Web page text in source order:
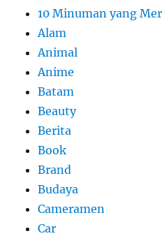
10 Minuman yang
Alam
Animal
Anime
Batam
Beauty
Berita
Book
Brand
Budaya
Cameramen
Car